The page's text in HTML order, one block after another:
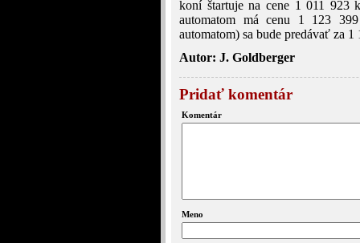
koní štartuje na cene 1 011 923
automatom má cenu 1 123
automatom) sa bude predávať za
Autor: J. Goldberger
Pridať komentár
Komentár
Meno